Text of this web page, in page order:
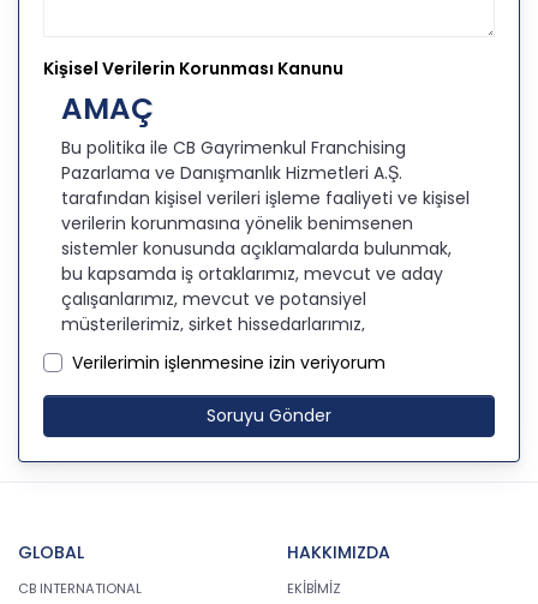
Kişisel Verilerin Korunması Kanunu
AMAÇ
Bu politika ile CB Gayrimenkul Franchising
Pazarlama ve Danışmanlık Hizmetleri A.Ş.
tarafından kişisel verileri işleme faaliyeti ve kişisel
verilerin korunmasına yönelik benimsenen
sistemler konusunda açıklamalarda bulunmak,
bu kapsamda iş ortaklarımız, mevcut ve aday
çalışanlarımız, mevcut ve potansiyel
müşterilerimiz, şirket hissedarlarımız,
üzer kişisel verileri şirketimiz tarafından işlenen
kişilerin bilgilendirilerek şeffaflığın sağlanması
amaçlanmaktadır.
KİŞİSEL VERİLERİN İŞLENMESİ
KVKK’ya uyumluluğun sağlanması için CB
Danışmanlık Hizmetleri A.Ş. tarafından kişisel
Verilerimin işlenmesine izin veriyorum
Soruyu Gönder
GLOBAL
CB INTERNATIONAL
HAKKIMIZDA
EKİBİMİZ